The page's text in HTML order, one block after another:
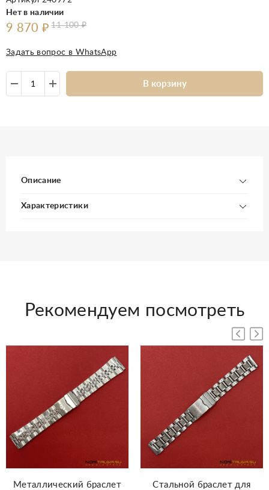
Нет в наличии
9 870₽ 11 100₽
Задать вопрос в WhatsApp
В корзину
Описание
Характеристики
Рекомендуем посмотреть
Металлический браслет
Стальной браслет для